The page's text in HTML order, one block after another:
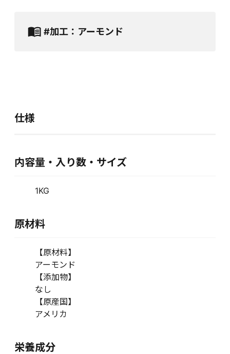
#加工：アーモンド
仕様
内容量・入り数・サイズ
1KG
原材料
【原材料】
アーモンド
【添加物】
なし
【原産国】
アメリカ
栄養成分